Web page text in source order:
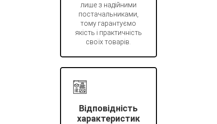
лише з надійними
постачальниками,
тому гарантуємо
якість і практичність
своїх товарів.
Відповідність
характеристик